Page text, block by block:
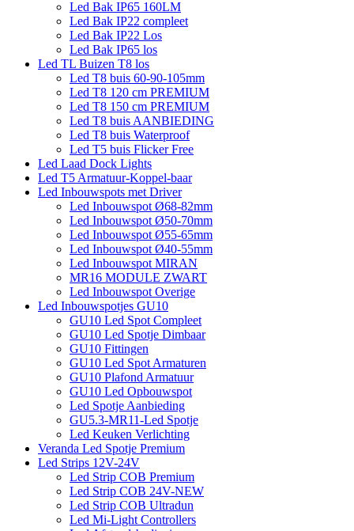
Led Bak IP65 160LM
Led Bak IP22 compleet
Led Bak IP22 Los
Led Bak IP65 los
Led TL Buizen T8 los
Led T8 buis 60-90-105mm
Led T8 120 cm PREMIUM
Led T8 150 cm PREMIUM
Led T8 buis AANBIEDING
Led T8 buis Waterproof
Led T5 buis Flicker Free
Led Laad Dock Lights
Led T5 Armatuur-Koppel-baar
Led Inbouwspots met Driver
Led Inbouwspot Ø68-82mm
Led Inbouwspot Ø50-70mm
Led Inbouwspot Ø55-65mm
Led Inbouwspot Ø40-55mm
Led Inbouwspot MIRAN
MR16 MODULE ZWART
Led Inbouwspot Overige
Led Inbouwspotjes GU10
GU10 Led Spot Compleet
GU10 Led Spotje Dimbaar
GU10 Fittingen
GU10 Led Spot Armaturen
GU10 Plafond Armatuur
GU10 Led Opbouwspot
Led Spotje Aanbieding
GU5.3-MR11-Led Spotje
Led Keuken Verlichting
Veranda Led Spotje Premium
Led Strips 12V-24V
Led Strip COB Premium
Led Strip COB 24V-NEW
Led Strip COB Ultradun
Led Mi-Light Controllers